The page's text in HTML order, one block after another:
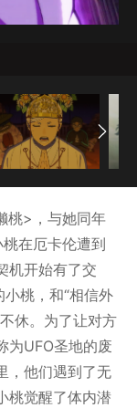
Settings
桃>，与她同年
在厄卡伦遭到
机开始有了交
桃，和“相信外
休。为了让对方
为UFO圣地的废
，他们遇到了无
桃觉醒了体内潜